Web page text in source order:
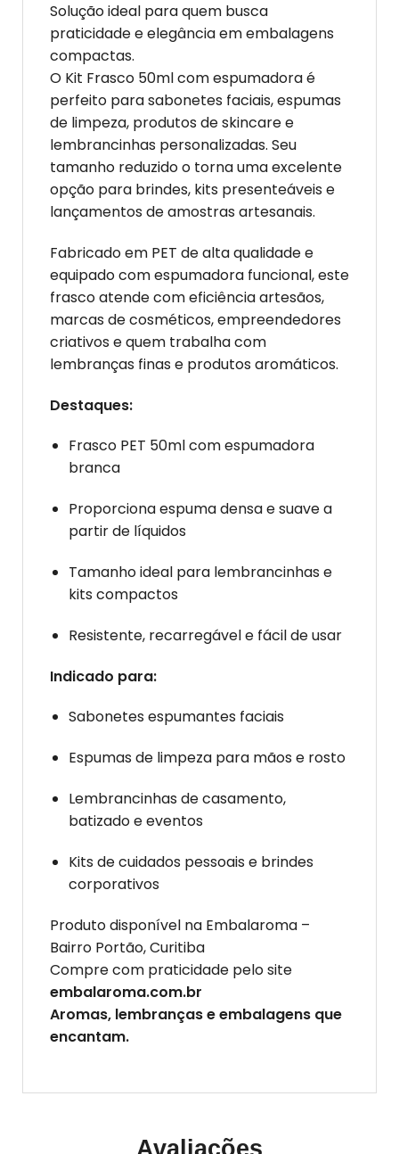
Solução ideal para quem busca
praticidade e elegância em embalagens
compactas.
O Kit Frasco 50ml com espumadora é
perfeito para sabonetes faciais, espumas
de limpeza, produtos de skincare e
lembrancinhas personalizadas. Seu
tamanho reduzido o torna uma excelente
opção para brindes, kits presenteáveis e
lançamentos de amostras artesanais.
Fabricado em PET de alta qualidade e
equipado com espumadora funcional, este
frasco atende com eficiência artesãos,
marcas de cosméticos, empreendedores
criativos e quem trabalha com
lembranças finas e produtos aromáticos.
Destaques:
Frasco PET 50ml com espumadora
branca
Proporciona espuma densa e suave a
partir de líquidos
Tamanho ideal para lembrancinhas e
kits compactos
Resistente, recarregável e fácil de usar
Indicado para:
Sabonetes espumantes faciais
Espumas de limpeza para mãos e rosto
Lembrancinhas de casamento,
batizado e eventos
Kits de cuidados pessoais e brindes
corporativos
Produto disponível na Embalaroma –
Bairro Portão, Curitiba
Compre com praticidade pelo site
embalaroma.com.br
Aromas, lembranças e embalagens que
encantam.
Avaliações